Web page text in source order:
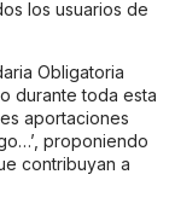
los usuarios de
Obligatoria
durante toda esta
aportaciones
proponiendo
contribuyan a